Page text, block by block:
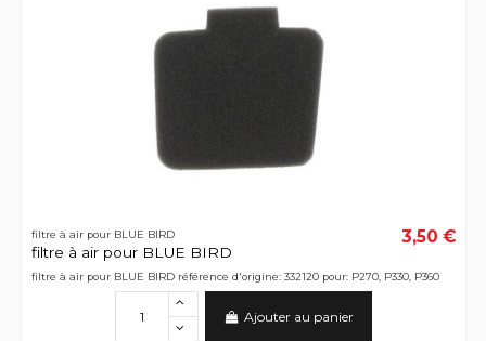
filtre à air pour BLUE BIRD
filtre à air pour BLUE BIRD
3,50 €
filtre à air pour BLUE BIRD référence d'origine: 332120 pour: P270, P330, P360
Ajouter au panier